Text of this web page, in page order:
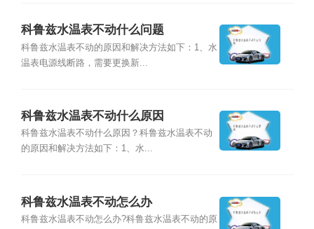
科鲁兹水温表不动什么问题
科鲁兹水温表不动的原因和解决方法如下：1、水
温表电源线断路，需要更换新...
科鲁兹水温表不动什么原因
科鲁兹水温表不动什么原因？科鲁兹水温表不动
的原因和解决方法如下：1、水...
科鲁兹水温表不动怎么办
科鲁兹水温表不动怎么办?科鲁兹水温表不动的原